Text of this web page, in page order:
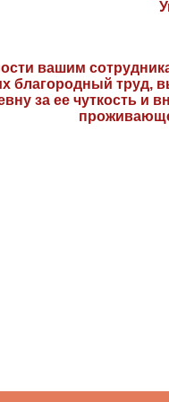
вашим
благородный труд,
за ее чуткость и